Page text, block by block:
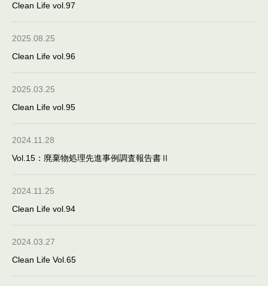
Clean Life vol.97
2025.08.25
Clean Life vol.96
2025.03.25
Clean Life vol.95
2024.11.28
Vol.15：廃棄物処理先進事例調査報告書Ⅱ
2024.11.25
Clean Life vol.94
2024.03.27
Clean Life Vol.65